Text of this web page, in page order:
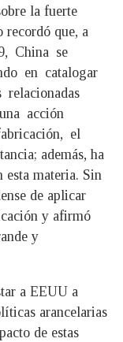
la fuerte
recordó que, a
China se
en catalogar
relacionadas
acción
el
además, ha
esta materia. Sin
de aplicar
y afirmó
y
a EEUU a
arancelarias
de estas